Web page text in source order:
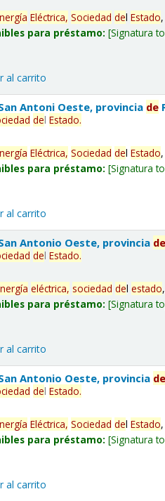
Eléctrica, Sociedad delEstado
para préstamo: Signatura
al carrito
Antoni Oeste, provincia de
delEstado.
Eléctrica, Sociedad delEstado
para préstamo: Signatura
al carrito
Antonio Oeste, provincia de
delEstado.
eléctrica, sociedad delestado
para préstamo: Signatura
al carrito
Antonio Oeste, provincia de
delEstado.
Eléctrica, Sociedad delEstado
para préstamo: Signatura
al carrito